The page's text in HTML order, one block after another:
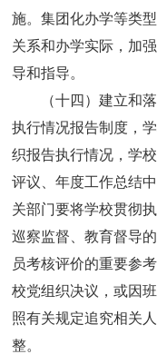
施。集团化办学等类
关系和办学实际，加
导和指导。
（十四）建立和
执行情况报告制度，
织报告执行情况，学
评议、年度工作总结
关部门要将学校贯彻
巡察监督、教育督导
员考核评价的重要参
校党组织决议，或因
照有关规定追究相关
整。